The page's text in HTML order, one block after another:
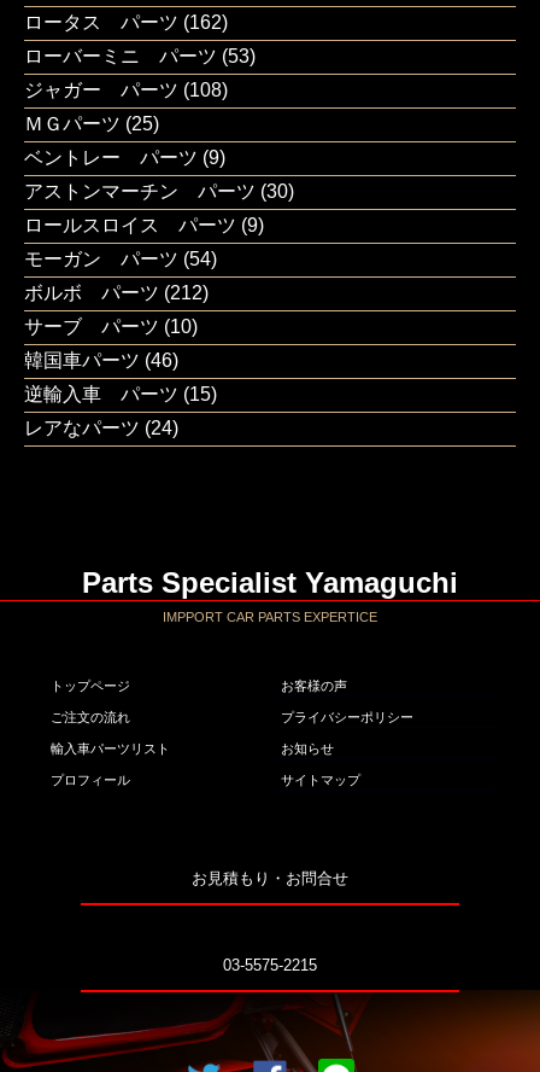
ロータス パーツ (162)
ローバーミニ パーツ (53)
ジャガー パーツ (108)
ＭＧパーツ (25)
ベントレー パーツ (9)
アストンマーチン パーツ (30)
ロールスロイス パーツ (9)
モーガン パーツ (54)
ボルボ パーツ (212)
サーブ パーツ (10)
韓国車パーツ (46)
逆輸入車 パーツ (15)
レアなパーツ (24)
Parts Specialist Yamaguchi
IMPPORT CAR PARTS EXPERTICE
トップページ
ご注文の流れ
輸入車パーツリスト
プロフィール
お客様の声
プライバシーポリシー
お知らせ
サイトマップ
お見積もり・お問合せ
03-5575-2215